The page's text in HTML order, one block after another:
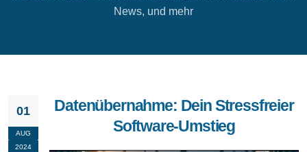
News, und mehr
01
AUG
2024
Datenübernahme: Dein Stressfreier
Software-Umstieg